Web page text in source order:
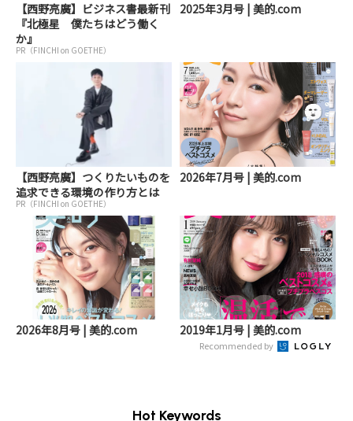
【西野亮廣】ビジネス書最新刊
『北極星 僕たちはどう働く
か』
PR（FINCHI on GOETHE）
2025年3月号 | 美的.com
【西野亮廣】つくりたいものを
追求できる環境の作り方とは
PR（FINCHI on GOETHE）
2026年7月号 | 美的.com
2026年8月号 | 美的.com 2019年1月号 | 美的.com
Recommended by
Hot Keywords